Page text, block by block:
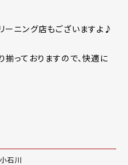
ニング店もございますよ♪
っておりますので、快適に
石川